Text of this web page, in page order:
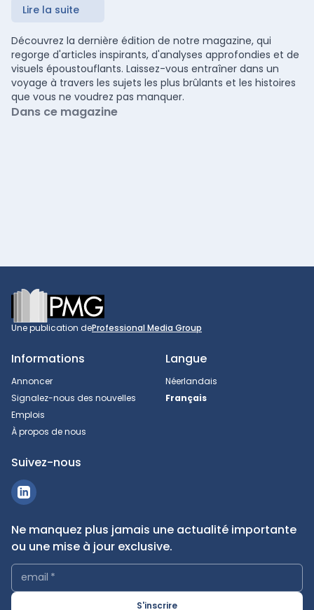
Lire la suite
Découvrez la dernière édition de notre magazine, qui
regorge d'articles inspirants, d'analyses approfondies et de
visuels époustouflants. Laissez-vous entraîner dans un
voyage à travers les sujets les plus brûlants et les histoires
que vous ne voudrez pas manquer.
Dans ce magazine
Footer
Une publication deProfessional Media Group
Informations
Annoncer
Signalez-nous des nouvelles
Emplois
À propos de nous
Langue
Néerlandais
Français
Suivez-nous
Ne manquez plus jamais une actualité importante
ou une mise à jour exclusive.
email *
S'inscrire